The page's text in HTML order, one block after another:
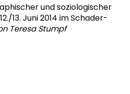
und soziologischer
13. Juni 2014 im Schader-
Teresa Stumpf